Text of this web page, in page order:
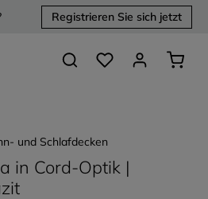
Registrieren Sie sich jetzt
Du hast 0 Produkte
und Schlafdecken
in Cord-Optik |